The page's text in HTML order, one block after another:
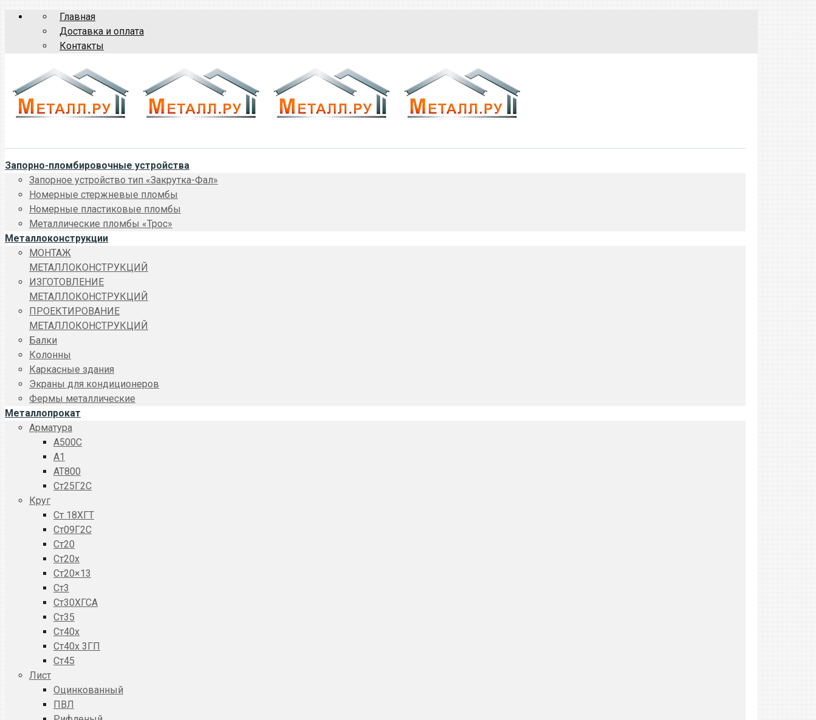
Главная
Доставка и оплата
Контакты
Запорно-пломбировочные устройства
Запорное устройство тип «Закрутка-Фал»
Номерные стержневые пломбы
Номерные пластиковые пломбы
Металлические пломбы «Трос»
Металлоконструкции
МОНТАЖ
МЕТАЛЛОКОНСТРУКЦИЙ
ИЗГОТОВЛЕНИЕ
МЕТАЛЛОКОНСТРУКЦИЙ
ПРОЕКТИРОВАНИЕ
МЕТАЛЛОКОНСТРУКЦИЙ
Балки
Колонны
Каркасные здания
Экраны для кондиционеров
Фермы металлические
Металлопрокат
Арматура
A500C
А1
АТ800
Ст25Г2С
Круг
Ст 18ХГТ
Ст09Г2С
Ст20
Ст20x
Ст20×13
Ст3
Ст30ХГСА
Ст35
Ст40х
Ст40х 3ГП
Ст45
Лист
Оцинкованный
ПВЛ